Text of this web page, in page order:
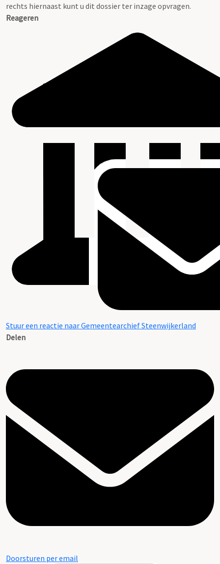
rechts hiernaast kunt u dit dossier ter inzage opvragen.
Reageren
Stuur een reactie naar Gemeentearchief Steenwijkerland
Delen
Doorsturen per email